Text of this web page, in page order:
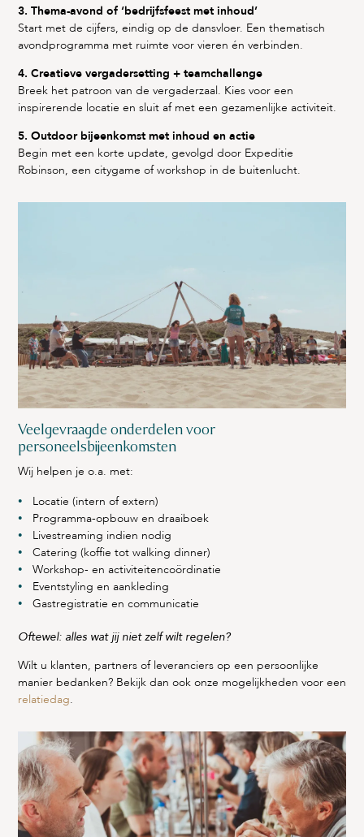
3. Thema-avond of ‘bedrijfsfeest met inhoud’
Start met de cijfers, eindig op de dansvloer. Een thematisch
avondprogramma met ruimte voor vieren én verbinden.
4. Creatieve vergadersetting + teamchallenge
Breek het patroon van de vergaderzaal. Kies voor een
inspirerende locatie en sluit af met een gezamenlijke activiteit.
5. Outdoor bijeenkomst met inhoud en actie
Begin met een korte update, gevolgd door Expeditie
Robinson, een citygame of workshop in de buitenlucht.
Veelgevraagde onderdelen voor
personeelsbijeenkomsten
Wij helpen je o.a. met:
Locatie (intern of extern)
Programma-opbouw en draaiboek
Livestreaming indien nodig
Catering (koffie tot walking dinner)
Workshop- en activiteitencoördinatie
Eventstyling en aankleding
Gastregistratie en communicatie
Oftewel: alles wat jij niet zelf wilt regelen?
Wilt u klanten, partners of leveranciers op een persoonlijke
manier bedanken? Bekijk dan ook onze mogelijkheden voor een
relatiedag.